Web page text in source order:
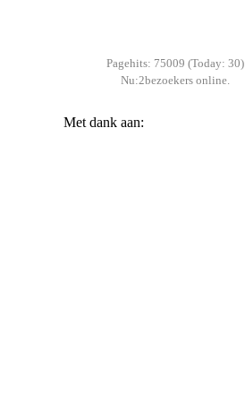
Pagehits: 75009 (Today: 30)
Nu:2bezoekers online.
Met dank aan: